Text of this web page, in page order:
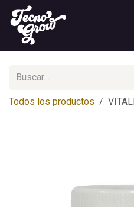
Ir al contenido
Todos los productos